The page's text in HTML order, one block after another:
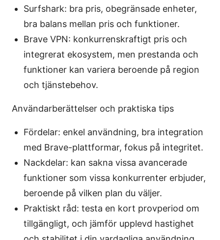
Surfshark: bra pris, obegränsade enheter,
bra balans mellan pris och funktioner.
Brave VPN: konkurrenskraftigt pris och
integrerat ekosystem, men prestanda och
funktioner kan variera beroende på region
och tjänstebehov.
Användarberättelser och praktiska tips
Fördelar: enkel användning, bra integration
med Brave-plattformar, fokus på integritet.
Nackdelar: kan sakna vissa avancerade
funktioner som vissa konkurrenter erbjuder,
beroende på vilken plan du väljer.
Praktiskt råd: testa en kort provperiod om
tillgängligt, och jämför upplevd hastighet